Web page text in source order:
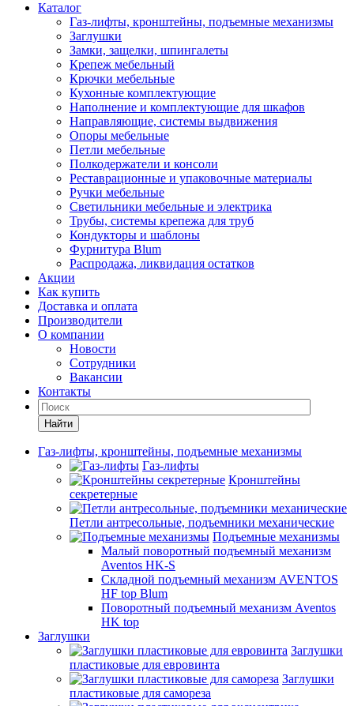
Каталог
Газ-лифты, кронштейны, подъемные механизмы
Заглушки
Замки, защелки, шпингалеты
Крепеж мебельный
Крючки мебельные
Кухонные комплектующие
Наполнение и комплектующие для шкафов
Направляющие, системы выдвижения
Опоры мебельные
Петли мебельные
Полкодержатели и консоли
Реставрационные и упаковочные материалы
Ручки мебельные
Светильники мебельные и электрика
Трубы, системы крепежа для труб
Кондукторы и шаблоны
Фурнитура Blum
Распродажа, ликвидация остатков
Акции
Как купить
Доставка и оплата
Производители
О компании
Новости
Сотрудники
Вакансии
Контакты
Найти
Газ-лифты, кронштейны, подъемные механизмы
Газ-лифты
Кронштейны
секретерные
Петли антресольные, подъемники механические
Подъемные механизмы
Малый поворотный подъемный механизм
Aventos HK-S
Складной подъемный механизм AVENTOS
HF top Blum
Поворотный подъемный механизм Aventos
HK top
Заглушки
Заглушки
пластиковые для евровинта
Заглушки
пластиковые для самореза